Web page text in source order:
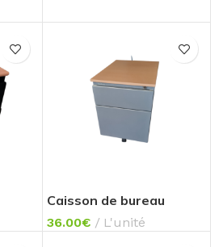
Caisson de bureau
36.00€ L'unité